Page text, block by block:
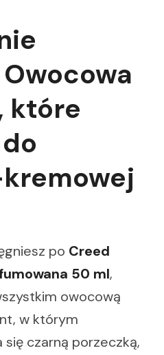
które
po Creed
50 ml,
owocową
w którym
czarną porzeczką,